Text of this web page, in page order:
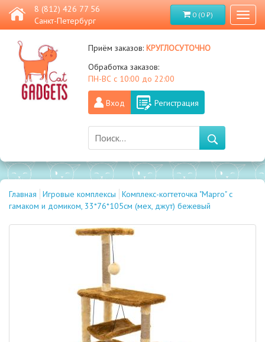
8 (812) 426 77 56
Санкт-Петербург
0 (0 ₽)
Приём заказов:круглосуточно
Обработка заказов:
ПН-ВС с 10:00 до 22:00
Вход Регистрация
Главная Игровые комплексы
Комплекс-когтеточка "Марго" с
гамаком и домиком, 33*76*105см (мех, джут) бежевый